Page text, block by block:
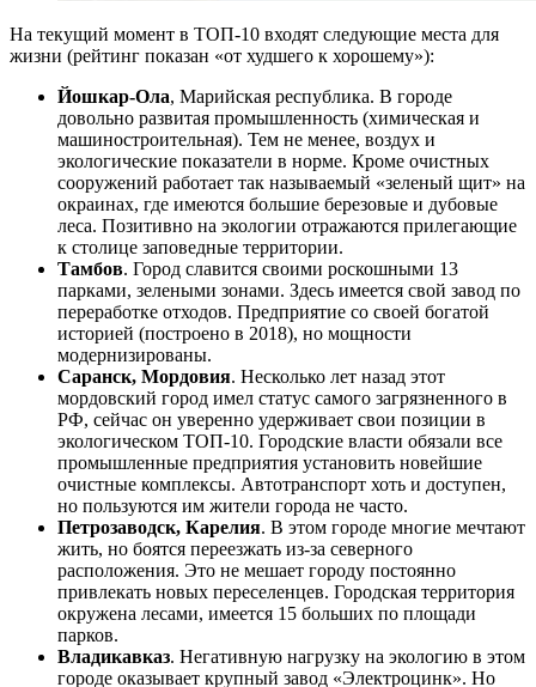
На текущий момент в ТОП-10 входят следующие места для
жизни (рейтинг показан «от худшего к хорошему»):
Йошкар-Ола, Марийская республика. В городе
довольно развитая промышленность (химическая и
машиностроительная). Тем не менее, воздух и
экологические показатели в норме. Кроме очистных
сооружений работает так называемый «зеленый щит» на
окраинах, где имеются большие березовые и дубовые
леса. Позитивно на экологии отражаются прилегающие
к столице заповедные территории.
Тамбов. Город славится своими роскошными 13
парками, зелеными зонами. Здесь имеется свой завод по
переработке отходов. Предприятие со своей богатой
историей (построено в 2018), но мощности
модернизированы.
Саранск, Мордовия. Несколько лет назад этот
мордовский город имел статус самого загрязненного в
РФ, сейчас он уверенно удерживает свои позиции в
экологическом ТОП-10. Городские власти обязали все
промышленные предприятия установить новейшие
очистные комплексы. Автотранспорт хоть и доступен,
но пользуются им жители города не часто.
Петрозаводск, Карелия. В этом городе многие мечтают
жить, но боятся переезжать из-за северного
расположения. Это не мешает городу постоянно
привлекать новых переселенцев. Городская территория
окружена лесами, имеется 15 больших по площади
парков.
Владикавказ. Негативную нагрузку на экологию в этом
городе оказывает крупный завод «Электроцинк». Но